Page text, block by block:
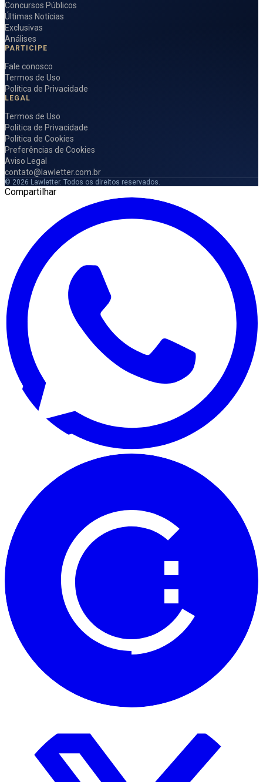
Concursos Públicos
Últimas Notícias
Exclusivas
Análises
PARTICIPE
Fale conosco
Termos de Uso
Política de Privacidade
LEGAL
Termos de Uso
Política de Privacidade
Política de Cookies
Preferências de Cookies
Aviso Legal
contato@lawletter.com.br
© 2026 Lawletter. Todos os direitos reservados.
Compartilhar